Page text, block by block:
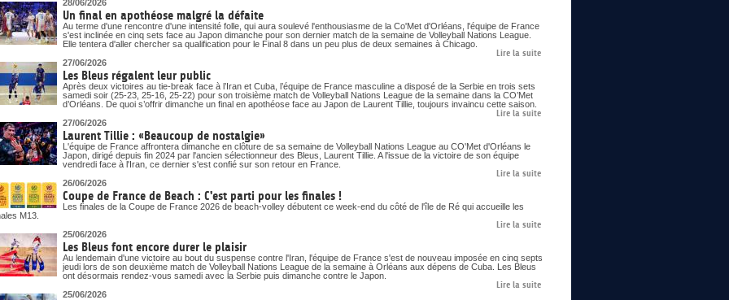
28/06/2026
Un final en apothéose malgré la défaite
Au terme d'une rencontre d'une intensité folle, qui aura soulevé l'enthousiasme de la Co'Met d'Orléans, l'équipe de France
s'est inclinée en cinq sets face au Japon dimanche pour son dernier match de la semaine de Volleyball Nations League.
Elle tentera d'aller chercher sa qualification pour le Final 8 dans un peu plus de deux semaines à Chicago.
Lire la suite
27/06/2026
Les Bleus régalent leur public
Après deux victoires au tie-break face à l’Iran et Cuba, l’équipe de France masculine a disposé de la Serbie en trois sets
samedi soir (25-23, 25-16, 25-22) pour son troisième match de Volleyball Nations League de la semaine dans la CO’Met
d’Orléans. De quoi s’offrir dimanche un final en apothéose face au Japon de Laurent Tillie, toujours invaincu cette saison.
Lire la suite
27/06/2026
Laurent Tillie : «Beaucoup de nostalgie»
L'équipe de France affrontera dimanche en clôture de sa semaine de Volleyball Nations League au CO'Met d'Orléans le
Japon, dirigé depuis fin 2024 par l'ancien sélectionneur des Bleus, Laurent Tillie. A l'issue de la victoire de son équipe
vendredi face à l'Iran, ce dernier s'est confié sur son retour en France.
Lire la suite
26/06/2026
Coupe de France de Beach : C'est parti pour les finales !
Les finales de la Coupe de France 2026 de beach-volley débutent ce week-end du côté de l'île de Ré qui accueille les
M13.
Lire la suite
25/06/2026
Les Bleus font encore durer le plaisir
Au lendemain d'une victoire au bout du suspense contre l'Iran, l'équipe de France s'est de nouveau imposée en cinq septs
jeudi lors de son deuxième match de Volleyball Nations League de la semaine à Orléans aux dépens de Cuba. Les Bleus
ont désormais rendez-vous samedi avec la Serbie puis dimanche contre le Japon.
Lire la suite
25/06/2026